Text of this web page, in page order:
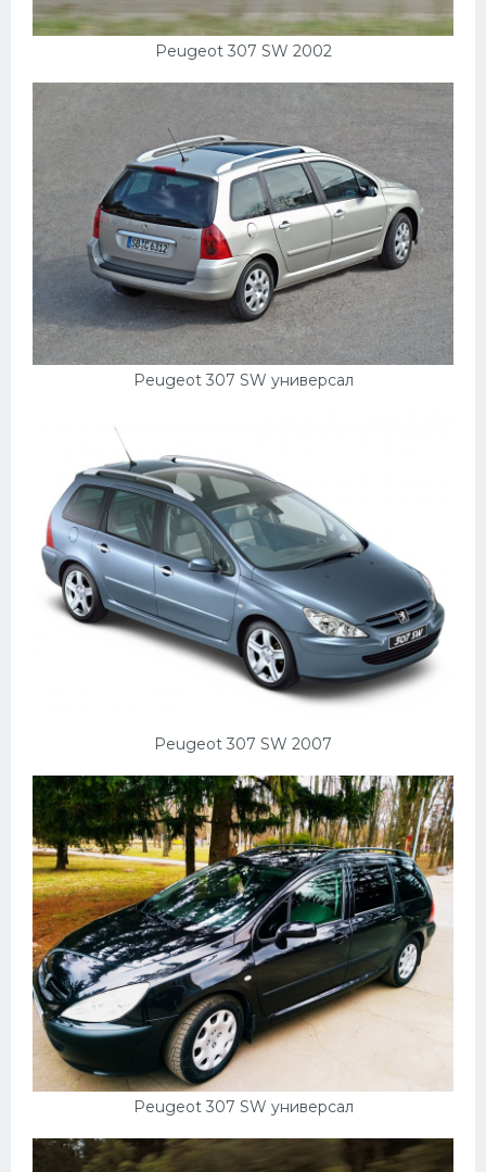
Peugeot 307 SW 2002
Peugeot 307 SW универсал
Peugeot 307 SW 2007
Peugeot 307 SW универсал